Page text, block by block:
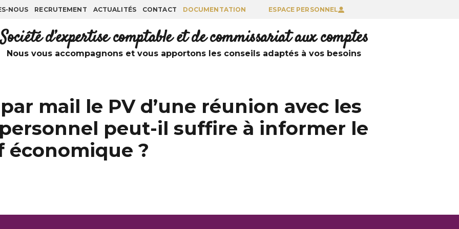
NOUS RECRUTEMENT ACTUALITÉS CONTACT DOCUMENTATION ESPACE PERSONNEL
Société d’expertise comptable et de commissariat aux comptes
Nous vous accompagnons et vous apportons les conseils adaptés à vos besoins
mail le PV d’une réunion avec les
peut-il suffire à informer le
économique ?